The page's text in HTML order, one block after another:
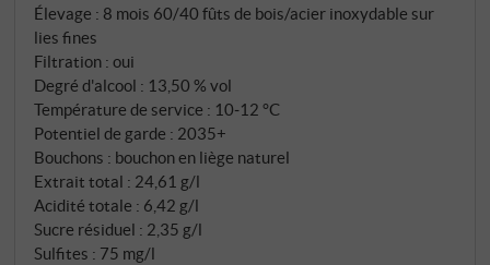
microclimats sont étudiés avec le plus grand soin.
Rien n'est considéré comme acquis.
Élevage : 8 mois 60/40 fûts de bois/acier inoxydable sur
lies fines
Filtration : oui
Degré d'alcool : 13,50 % vol
Température de service : 10‑12 °C
Potentiel de garde : 2035+
Bouchons : bouchon en liège naturel
Extrait total : 24,61 g/l
Acidité totale : 6,42 g/l
Sucre résiduel : 2,35 g/l
Sulfites : 75 mg/l